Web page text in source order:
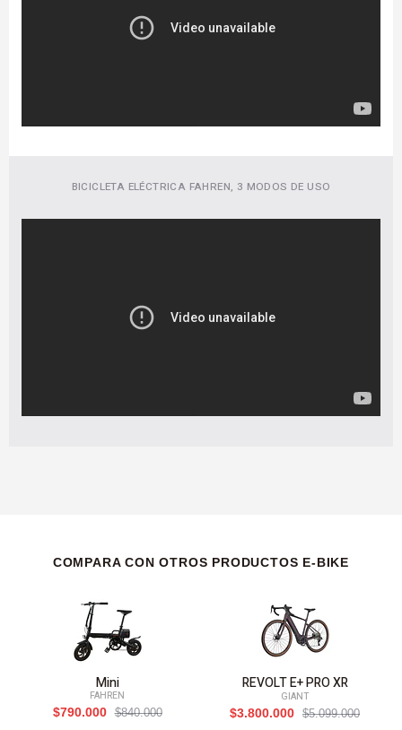
BICICLETA ELÉCTRICA FAHREN, 3 MODOS DE USO
COMPARA CON OTROS PRODUCTOS E-BIKE
Mini
FAHREN
$790.000
$840.000
REVOLT E+ PRO XR
GIANT
$3.800.000
$5.099.000